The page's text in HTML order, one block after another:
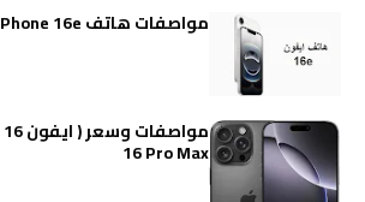
مواصفات هاتف iPhone 16e
16 Pro Max